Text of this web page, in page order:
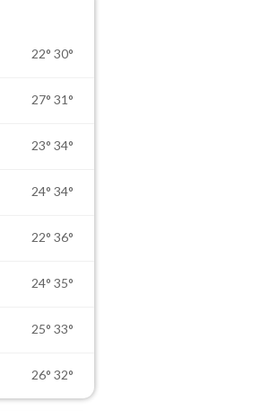
22° 30°
27° 31°
23° 34°
24° 34°
22° 36°
24° 35°
25° 33°
26° 32°